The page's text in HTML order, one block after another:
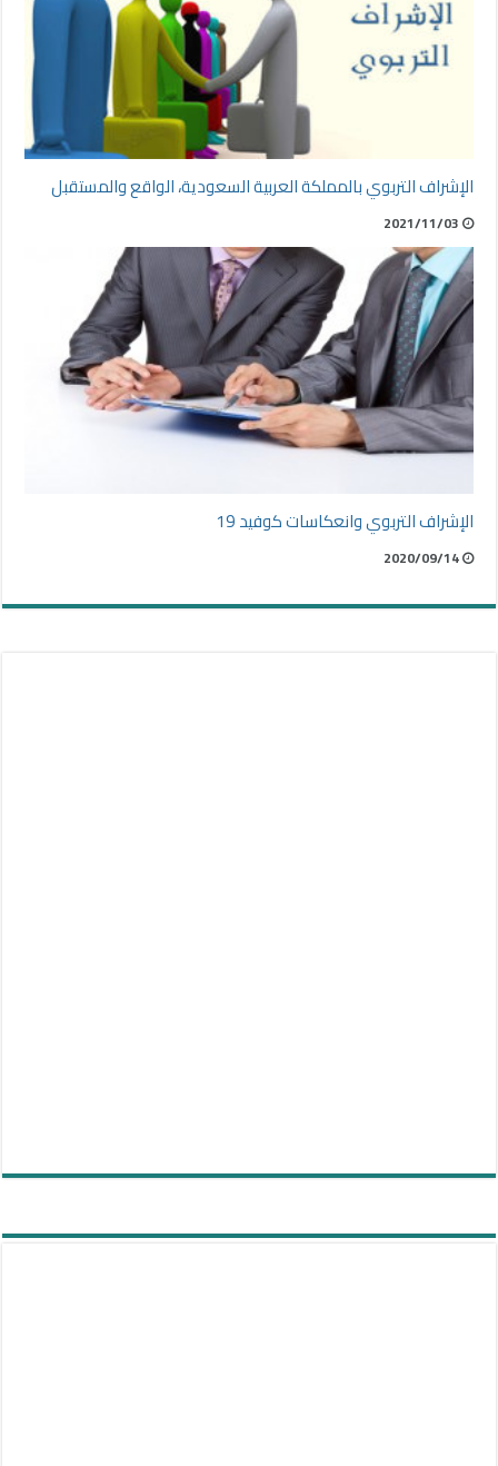
الإشراف التربوي بالمملكة العربية السعودية، الواقع والمستقبل
2021/11/03
الإشراف التربوي وانعكاسات كوفيد 19
2020/09/14